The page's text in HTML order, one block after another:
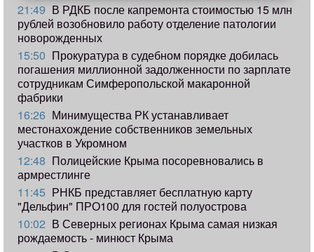
21:49 В РДКБ после капремонта стоимостью 15 млн
рублей возобновило работу отделение патологии
новорожденных
15:50 Прокуратура в судебном порядке добилась
погашения миллионной задолженности по зарплате
сотрудникам Симферопольской макаронной
фабрики
16:26 Минимущества РК устанавливает
местонахождение собственников земельных
участков в Укромном
12:48 Полицейские Крыма посоревновались в
армрестлинге
11:45 РНКБ представляет бесплатную карту
"Дельфин" ПРО100 для гостей полуострова
10:02 В Северных регионах Крыма самая низкая
рождаемость - минюст Крыма